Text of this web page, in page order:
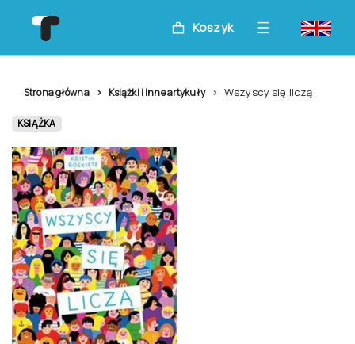
Koszyk
Strona główna Książki i inne artykuły Wszyscy się liczą
KSIĄŻKA